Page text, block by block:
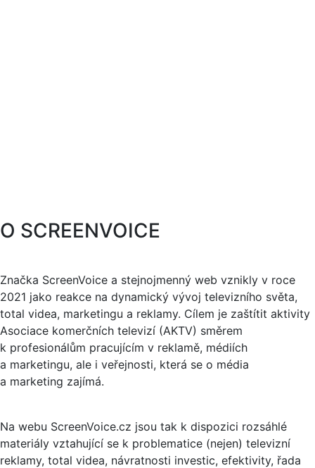
O SCREENVOICE
Značka ScreenVoice a stejnojmenný web vznikly v roce
2021 jako reakce na dynamický vývoj televizního světa,
total videa, marketingu a reklamy. Cílem je zaštítit aktivity
Asociace komerčních televizí (AKTV) směrem
k profesionálům pracujícím v reklamě, médiích
a marketingu, ale i veřejnosti, která se o média
a marketing zajímá.
Na webu ScreenVoice.cz jsou tak k dispozici rozsáhlé
materiály vztahující se k problematice (nejen) televizní
reklamy, total videa, návratnosti investic, efektivity, řada